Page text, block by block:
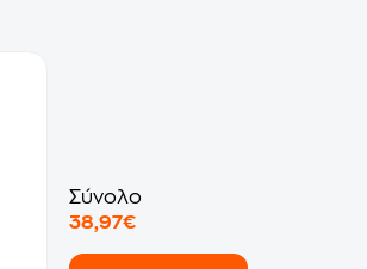
Σύνολο
38,97€